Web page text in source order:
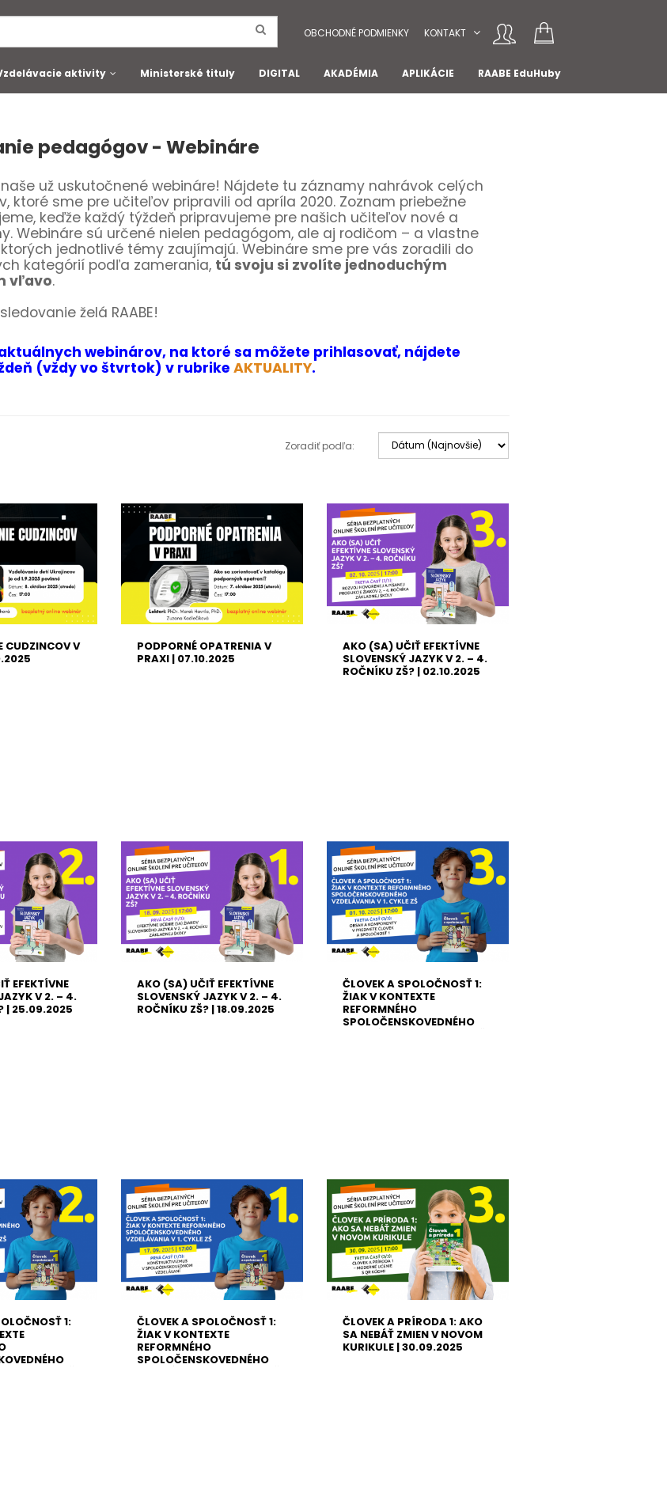
OBCHODNÉ PODMIENKY KONTAKT
aktivity Ministerské tituly DIGITAL AKADÉMIA APLIKÁCIE RAABE EduHuby
pedagógov - Webináre
naše už uskutočnené webináre! Nájdete tu záznamy nahrávok celých
ktoré sme pre učiteľov pripravili od apríla 2020. Zoznam priebežne
keďže každý týždeň pripravujeme pre našich učiteľov nové a
Webináre sú určené nielen pedagógom, ale aj rodičom – a vlastne
jednotlivé témy zaujímajú. Webináre sme pre vás zoradili do
kategórií podľa zamerania, tú svoju si zvolíte jednoduchým
vľavo.
želá RAABE!
webinárov, na ktoré sa môžete prihlasovať, nájdete
(vždy vo štvrtok) v rubrike AKTUALITY.
Zoradiť podľa:
CUDZINCOV V
PODPORNÉ OPATRENIA V
PRAXI | 07.10.2025
AKO (SA) UČIŤ EFEKTÍVNE
SLOVENSKÝ JAZYK V 2. – 4.
ROČNÍKU ZŠ? | 02.10.2025
EFEKTÍVNE
V 2. – 4.
| 25.09.2025
AKO (SA) UČIŤ EFEKTÍVNE
SLOVENSKÝ JAZYK V 2. – 4.
ROČNÍKU ZŠ? | 18.09.2025
ČLOVEK A SPOLOČNOSŤ 1:
ŽIAK V KONTEXTE
REFORMNÉHO
SPOLOČENSKOVEDNÉHO
1:
ČLOVEK A SPOLOČNOSŤ 1:
ŽIAK V KONTEXTE
REFORMNÉHO
SPOLOČENSKOVEDNÉHO
ČLOVEK A PRÍRODA 1: AKO
SA NEBÁŤ ZMIEN V NOVOM
KURIKULE | 30.09.2025